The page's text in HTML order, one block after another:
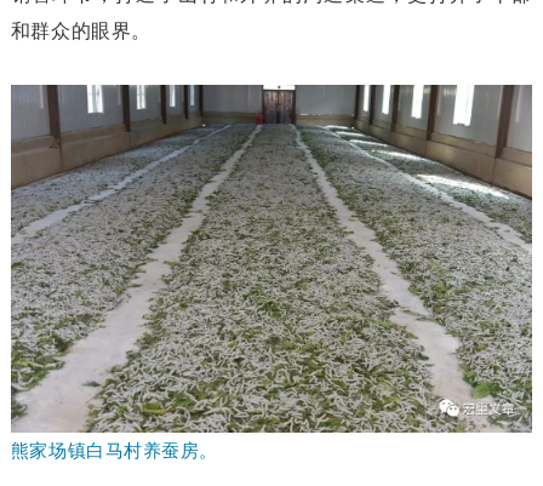
和群众的眼界。
熊家场镇白马村养蚕房。